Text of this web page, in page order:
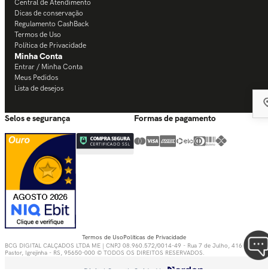
Central de Atendimento
Dicas de conservação
Regulamento CashBack
Termos de Uso
Política de Privacidade
Minha Conta
Entrar / Minha Conta
Meus Pedidos
Lista de desejos
Selos e segurança Formas de pagamento
Termos de UsoPolíticas de Privacidade
BCG DIGITAL CALÇADOS LTDA ME | CNPJ 08.960.572/0014-49 - Rua 7 de Julho, 416 - Bom
Pastor, Igrejinha - RS, 95650-000 © TODOS OS DIREITOS RESERVADOS.
Digital Growth Guided by